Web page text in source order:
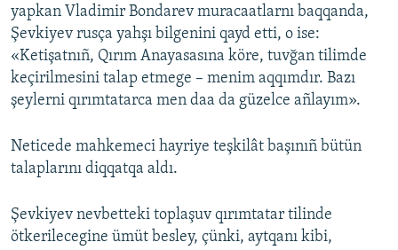
yapkan Vladimir Bondarev muracaatlarnı baqqanda,
Şevkiyev rusça yahşı bilgenini qayd etti, o ise:
«Ketişatnıñ, Qırım Anayasasına köre, tuvğan tilimde
keçirilmesini talap etmege – menim aqqımdır. Bazı
şeylerni qırımtatarca men daa da güzelce añlayım».
Neticede mahkemeci hayriye teşkilât başınıñ bütün
talaplarını diqqatqa aldı.
Şevkiyev nevbetteki toplaşuv qırımtatar tilinde
ötkerilecegine ümüt besley, çünki, aytqanı kibi,